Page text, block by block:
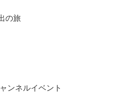
の旅
ンネルイベント